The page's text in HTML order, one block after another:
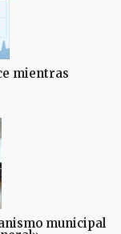
mientras
municipal